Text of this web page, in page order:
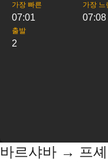
가장 빠른
07:01
가장 느
07:08
출발
2
바르샤바 → 프